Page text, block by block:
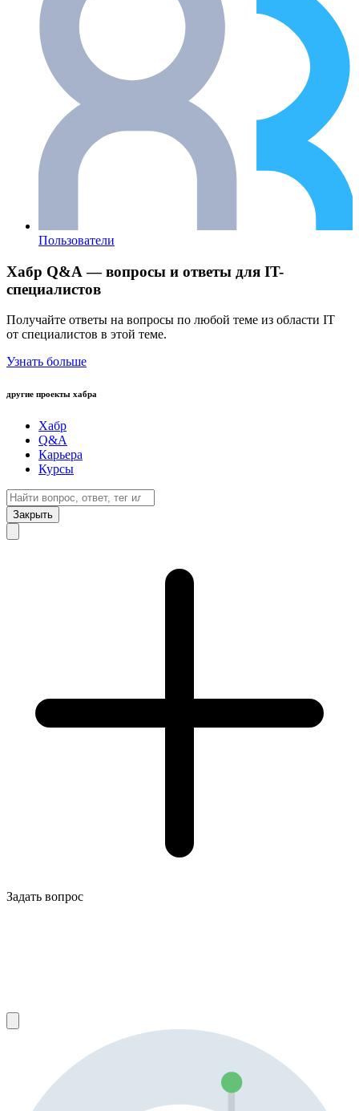
Пользователи
Хабр Q&A — вопросы и ответы для IT-
специалистов
Получайте ответы на вопросы по любой теме из области IT
от специалистов в этой теме.
Узнать больше
другие проекты хабра
Хабр
Q&A
Карьера
Курсы
Закрыть
Задать вопрос